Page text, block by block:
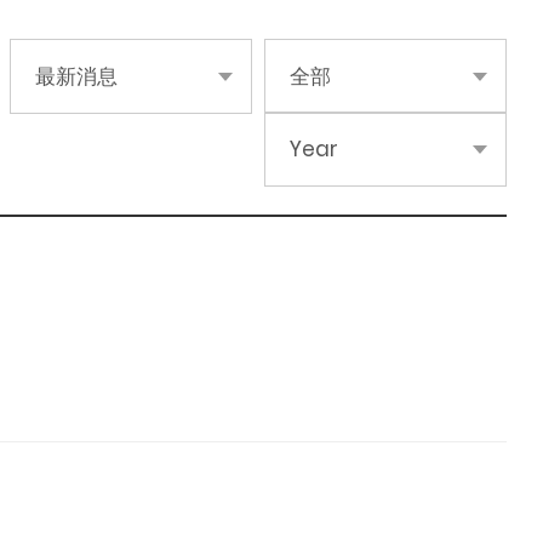
最新消息 全部
Year